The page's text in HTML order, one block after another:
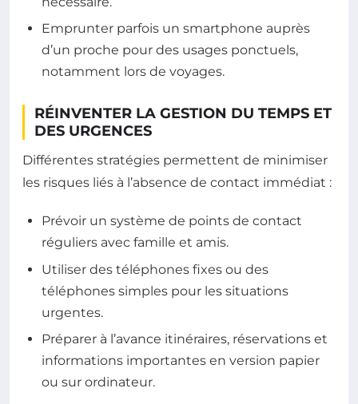
Emprunter parfois un smartphone auprès
d’un proche pour des usages ponctuels,
notamment lors de voyages.
RÉINVENTER LA GESTION DU TEMPS ET
DES URGENCES
Différentes stratégies permettent de minimiser
les risques liés à l’absence de contact immédiat :
Prévoir un système de points de contact
réguliers avec famille et amis.
Utiliser des téléphones fixes ou des
téléphones simples pour les situations
urgentes.
Préparer à l’avance itinéraires, réservations et
informations importantes en version papier
ou sur ordinateur.